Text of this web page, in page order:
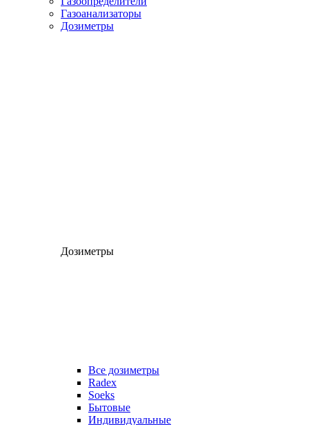
Газоанализаторы
Дозиметры
Дозиметры
Все дозиметры
Radex
Soeks
Бытовые
Индивидуальные